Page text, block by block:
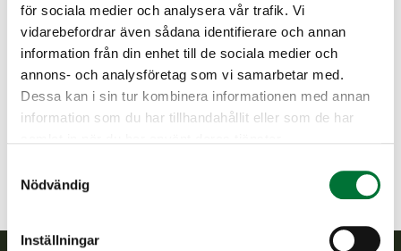
för sociala medier och analysera vår trafik. Vi
vidarebefordrar även sådana identifierare och annan
information från din enhet till de sociala medier och
annons- och analysföretag som vi samarbetar med.
Dessa kan i sin tur kombinera informationen med annan
information som du har tillhandahållit eller som de har
Nödvändig
Inställningar
Lisätietoja toiminnanohjaajalta
Keski-Karjala jaktvårdsförening
Norra Karelen
+358442410121
keski-karjala@rhy.riista.fi